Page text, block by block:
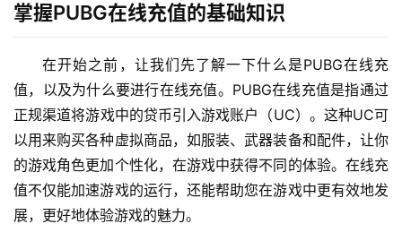
掌握PUBG在线充值的基础知识
在开始之前，让我们先了解一下什么是PUBG在线充
值，以及为什么要进行在线充值。PUBG在线充值是指通过
正规渠道将游戏中的贷币引入游戏账户（UC）。这种UC可
以用来购买各种虚拟商品，如服装、武器装备和配件，让你
的游戏角色更加个性化，在游戏中获得不同的体验。在线充
值不仅能加速游戏的运行，还能帮助您在游戏中更有效地发
展，更好地体验游戏的魅力。